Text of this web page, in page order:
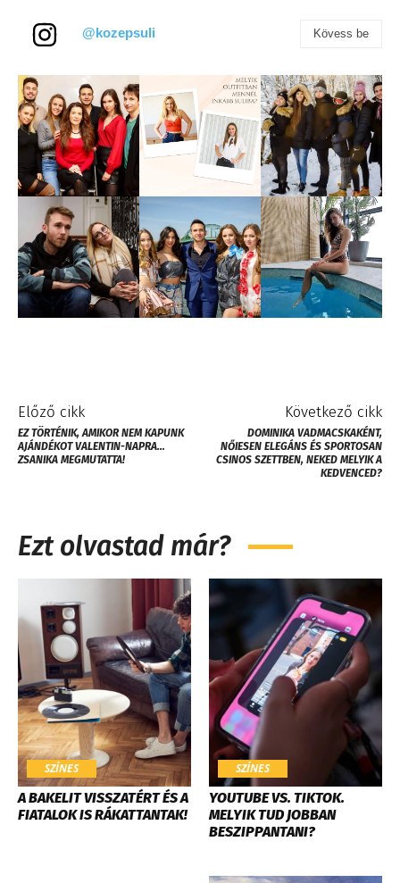
@kozepsuli Kövess be
Előző cikk
EZ TÖRTÉNIK, AMIKOR NEM KAPUNK
AJÁNDÉKOT VALENTIN-NAPRA…
ZSANIKA MEGMUTATTA!
Következő cikk
DOMINIKA VADMACSKAKÉNT,
NŐIESEN ELEGÁNS ÉS SPORTOSAN
CSINOS SZETTBEN, NEKED MELYIK A
KEDVENCED?
Ezt olvastad már?
SZÍNES
A BAKELIT VISSZATÉRT ÉS A
FIATALOK IS RÁKATTANTAK!
SZÍNES
YOUTUBE VS. TIKTOK.
MELYIK TUD JOBBAN
BESZIPPANTANI?